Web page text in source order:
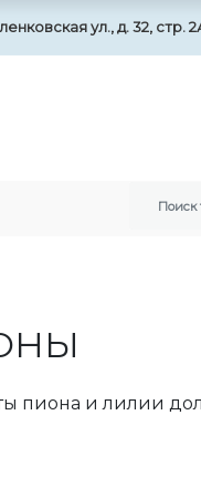
ул., д. 32, стр.
пиона и лилии